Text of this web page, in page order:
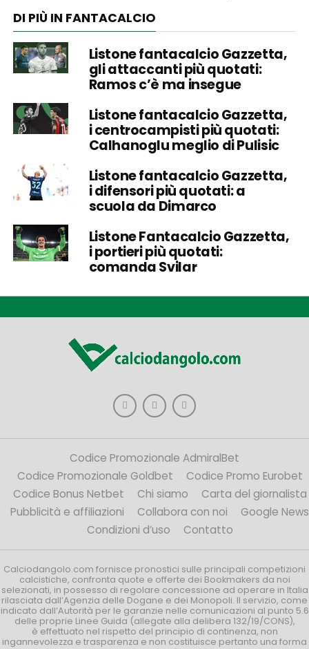
DI PIÙ IN FANTACALCIO
Listone fantacalcio Gazzetta,
gli attaccanti più quotati:
Ramos c’è ma insegue
Listone fantacalcio Gazzetta,
i centrocampisti più quotati:
Calhanoglu meglio di Pulisic
Listone fantacalcio Gazzetta,
i difensori più quotati: a
scuola da Dimarco
Listone Fantacalcio Gazzetta,
i portieri più quotati:
comanda Svilar
Codice Promozionale AdmiralBet
Codice Promozionale Goldbet
Codice Promo Eurobet
Codice Bonus Netbet
Chi siamo
Carta del giornalista
Pubblicità e affiliazioni
Collabora con noi
Google News
Condizioni d’uso
Contatto
Calciodangolo.com fornisce pronostici sulle principali competizioni
calcistiche, confronta quote e offerte dei Bookmakers da noi
selezionati, in possesso di regolare concessione ad operare in Italia
rilasciata dall’Agenzia delle Dogane e dei Monopoli. Il servizio, come
indicato dall’Autorità per le garanzie nelle comunicazioni al punto 5.6
delle proprie Linee Guida (allegate alla delibera 132/19/CONS),
è effettuato nel rispetto del principio di continenza, non
ingannevolezza e trasparenza e non costituisce pertanto una forma